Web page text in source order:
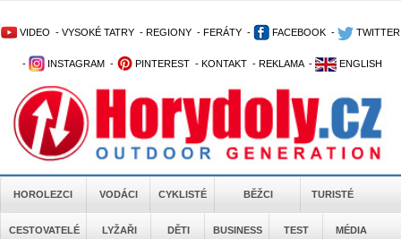
VIDEO - VYSOKÉ TATRY - REGIONY - FERÁTY - FACEBOOK - TWITTER
- INSTAGRAM - PINTEREST - KONTAKT - REKLAMA - ENGLISH
HOROLEZCI VODÁCI CYKLISTÉ BĚŽCI TURISTÉ
CESTOVATELÉ LYŽAŘI DĚTI BUSINESS TEST MÉDIA